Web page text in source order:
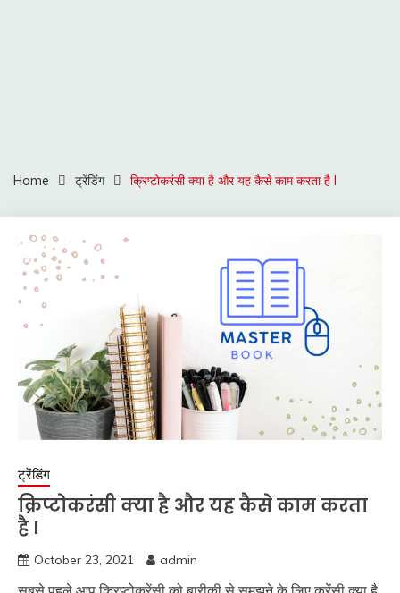
Home ट्रेंडिंग क्रिप्टोकरंसी क्या है और यह कैसे काम करता है l
ट्रेंडिंग
क्रिप्टोकरंसी क्या है और यह कैसे काम करता
है l
October 23, 2021 admin